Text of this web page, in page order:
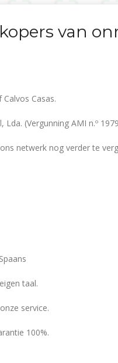
van
Casas.
(Vergunning AMI n.º
netwerk nog verder te
taal.
service.
100%.